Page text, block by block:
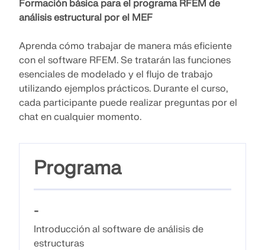
RWIND 3
Software de CFD para túneles de viento digital
Más información
Dlubal API
Su puerta al modelado paramétrico y la automatización
Explorar API
OBTENER SOPORTE
OBTENER LICENCIA GRATUITA
CONECTAR CON EL SOPORTE TÉCNICO
lleva tu carrera a nuevos niveles.
EXPLORE LAS VACANTES DISPONIBLES
Formación básica para el programa RFEM de
análisis estructural por el MEF
Aprenda cómo trabajar de manera más eficiente
con el software RFEM. Se tratarán las funciones
esenciales de modelado y el flujo de trabajo
utilizando ejemplos prácticos. Durante el curso,
cada participante puede realizar preguntas por el
chat en cualquier momento.
Programa
-
Introducción al software de análisis de
estructuras